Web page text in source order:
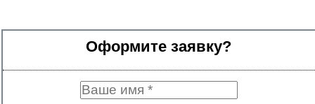
Оформите заявку?